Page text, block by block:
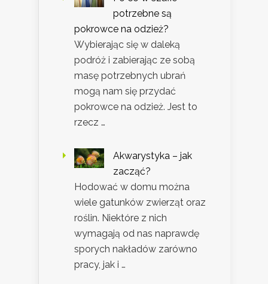
potrzebne są
pokrowce na odzież?
Wybierając się w daleką
podróż i zabierając ze sobą
masę potrzebnych ubrań
mogą nam się przydać
pokrowce na odzież. Jest to
rzecz …
Akwarystyka – jak
zacząć?
Hodować w domu można
wiele gatunków zwierząt oraz
roślin. Niektóre z nich
wymagają od nas naprawdę
sporych nakładów zarówno
pracy, jak i …